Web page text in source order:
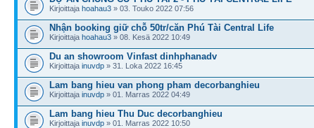
Kirjoittaja hoahau3 » 03. Touko 2022 07:56
Nhận booking giữ chỗ 50tr/căn Phú Tài Central Life
Kirjoittaja hoahau3 » 08. Kesä 2022 10:49
Du an showroom Vinfast dinhphanadv
Kirjoittaja inuvdp » 31. Loka 2022 16:45
Lam bang hieu van phong pham decorbanghieu
Kirjoittaja inuvdp » 01. Marras 2022 04:49
Lam bang hieu Thu Duc decorbanghieu
Kirjoittaja inuvdp » 01. Marras 2022 10:50